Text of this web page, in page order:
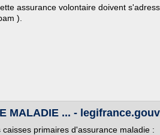
assurance volontaire doivent
).
MALADIE ... -
primaires d'assurance maladie :